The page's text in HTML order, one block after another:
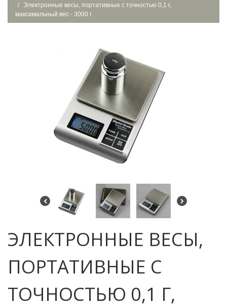
Электронные весы, портативные с точностью 0,1 г,
максимальный вес - 3000 г
ЭЛЕКТРОННЫЕ ВЕСЫ,
ПОРТАТИВНЫЕ С
ТОЧНОСТЬЮ 0,1 Г,